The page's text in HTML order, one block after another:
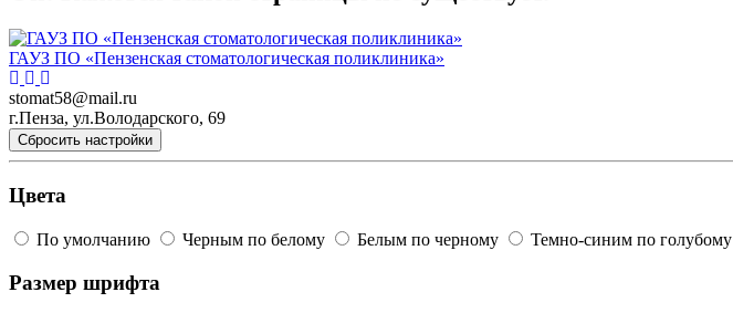
ГАУЗ ПО «Пензенская стоматологическая поликлиника»
stomat58@mail.ru
г.Пенза, ул.Володарского, 69
Сбросить настройки
Цвета
По умолчанию Черным по белому Белым по черному Темно-синим по голубому
Размер шрифта